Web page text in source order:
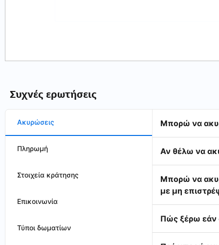
Συχνές ερωτήσεις
Ακυρώσεις
Πληρωμή
Στοιχεία κράτησης
Επικοινωνία
Τύποι δωματίων
Μπορώ να
Αν θέλω να
Μπορώ να
με μη
Πώς ξέρω εάν